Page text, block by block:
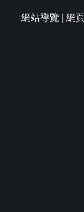
網站導覽 | 網